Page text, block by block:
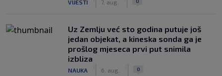
VIJESTI 7. aug.
Uz Zemlju već sto godina putuje još
jedan objekat, a kineska sonda ga je
prošlog mjeseca prvi put snimila
izbliza
NAUKA 6. aug. 0